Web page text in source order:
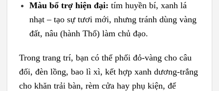
Màu bổ trợ hiện đại: tím huyền bí, xanh lá
nhạt – tạo sự tươi mới, nhưng tránh dùng vàng
đất, nâu (hành Thổ) làm chủ đạo.
Trong trang trí, bạn có thể phối đỏ-vàng cho câu
đối, đèn lồng, bao lì xì, kết hợp xanh dương-trắng
cho khăn trải bàn, rèm cửa hay phụ kiện, để